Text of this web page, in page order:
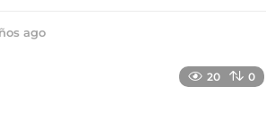
ago
20 0